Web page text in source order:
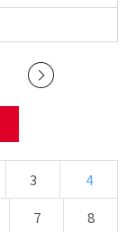
3
4
7
8